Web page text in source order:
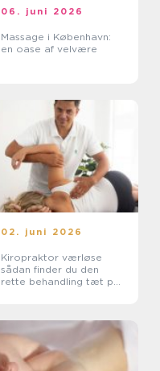
06. juni 2026
Massage i København:
en oase af velvære
02. juni 2026
Kiropraktor værløse
sådan finder du den
rette behandling tæt på